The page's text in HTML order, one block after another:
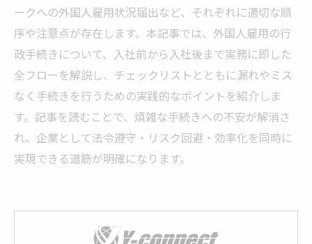
ークへの外国人雇用状況届出など、それぞれに適切な順
序や注意点が存在します。本記事では、外国人雇用の行
政手続きについて、入社前から入社後まで実務に即した
全フローを解説し、チェックリストとともに漏れやミス
なく手続きを行うための実践的なポイントを紹介しま
す。記事を読むことで、煩雑な手続きへの不安が解消さ
れ、企業として法令遵守・リスク回避・効率化を同時に
実現できる道筋が明確になります。